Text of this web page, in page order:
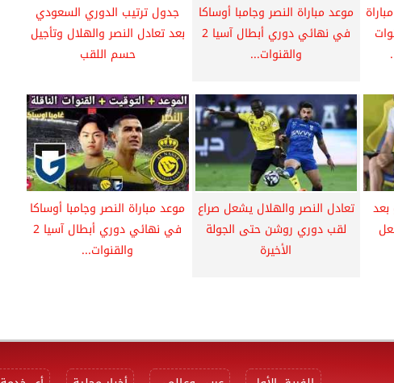
موعد مباراة النصر وجامبا أوساكا
في نهائي دوري أبطال آسيا 2
والقنوات...
جدول ترتيب الدوري السعودي
بعد تعادل النصر والهلال وتأجيل
حسم اللقب
بعد
تعادل النصر والهلال يشعل صراع
لقب دوري روشن حتى الجولة
الأخيرة
موعد مباراة النصر وجامبا أوساكا
في نهائي دوري أبطال آسيا 2
والقنوات...